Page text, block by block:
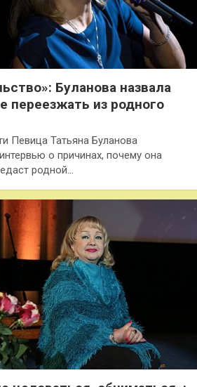
Буланова назвала
переезжать из родного
Певица Татьяна Буланова
о причинах, почему она
родной…